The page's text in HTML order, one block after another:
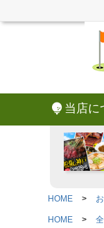
当店に
HOME
HOME